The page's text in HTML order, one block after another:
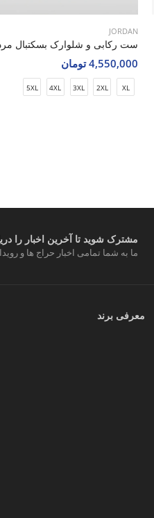
JORDAN
4,550,000 تومان
XL
2XL
3XL
4XL
5XL
مشترک شوید تا آخرین اخبار را
ما به شما تمامی اخبار حراج ها و
معرفی برند